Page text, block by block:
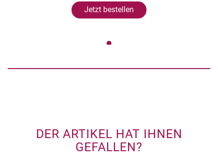
Jetzt bestellen
DER ARTIKEL HAT IHNEN
GEFALLEN?